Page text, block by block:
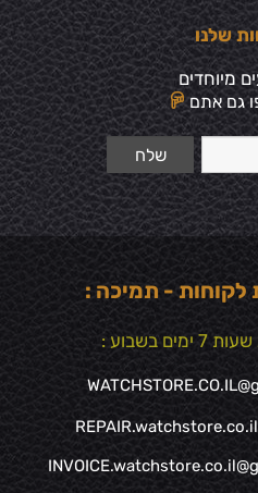
שלנו
מיוחדים
גם אתם
- תמיכה :